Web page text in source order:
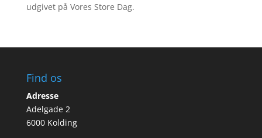
udgivet på Vores Store Dag.
Find os
Adresse
Adelgade 2
6000 Kolding